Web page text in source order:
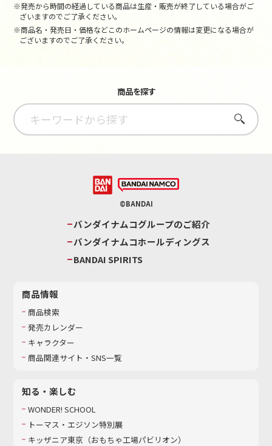
※発売から時間の経過している商品は生産・販売が終了している場合がご
ざいますのでご了承ください。
※商品名・発売日・価格などこのホームページの情報は変更になる場合が
ございますのでご了承ください。
商品を探す
さがす
©BANDAI
バンダイナムコグループのご紹介
バンダイナムコホールディングス
BANDAI SPIRITS
商品情報
商品検索
発売カレンダー
キャラクター
商品関連サイト・SNS一覧
知る・楽しむ
WONDER! SCHOOL
トーマス・エジソン特別展
キッザニア東京（おもちゃ工場パビリオン）​